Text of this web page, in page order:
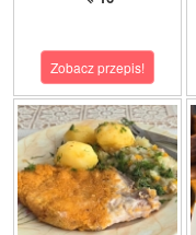
Zobacz przepis!